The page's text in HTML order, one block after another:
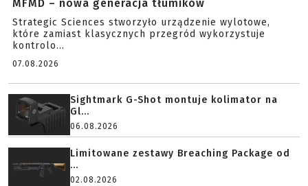
MFMD – nowa generacja tłumików
Strategic Sciences stworzyło urządzenie wylotowe,
które zamiast klasycznych przegród wykorzystuje
kontrolo...
07.08.2026
Sightmark G-Shot montuje kolimator na
Gl...
06.08.2026
Limitowane zestawy Breaching Package od
...
02.08.2026